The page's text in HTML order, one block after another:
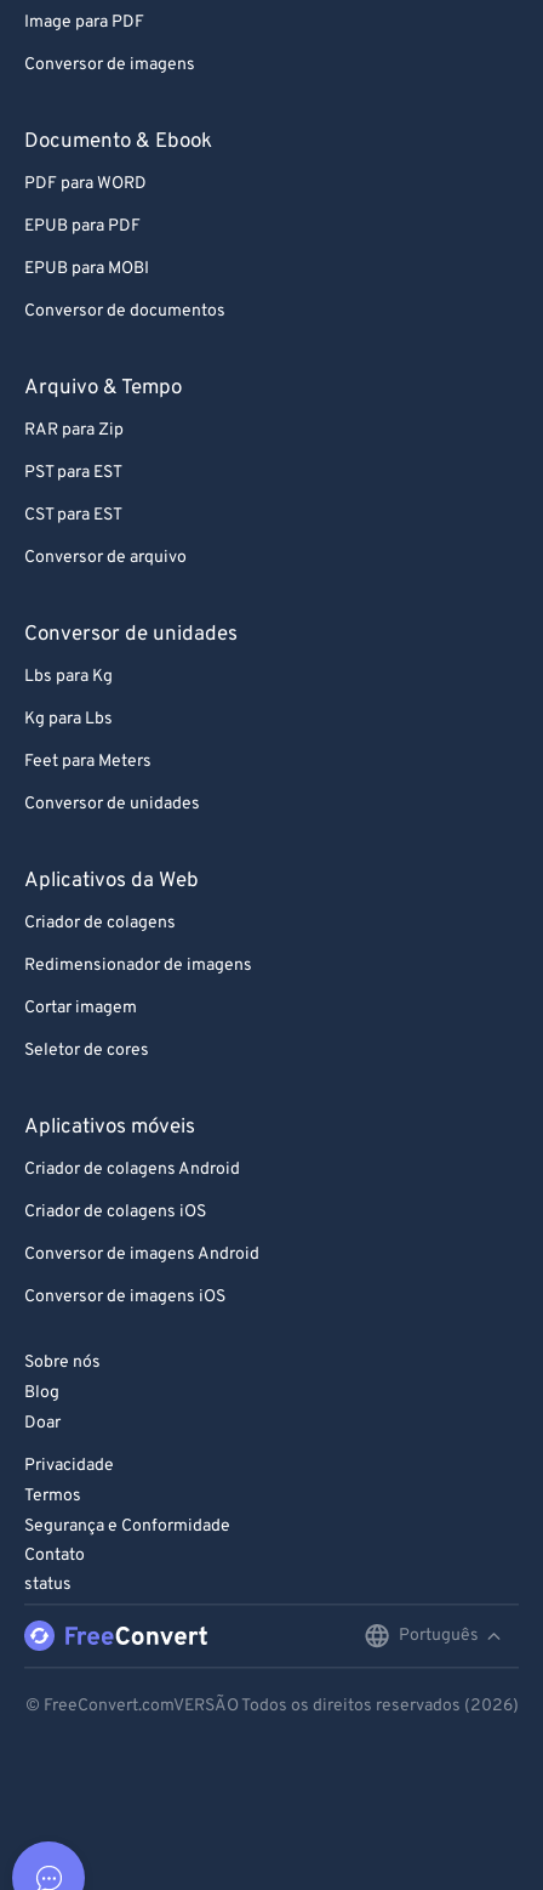
Image para PDF
Conversor de imagens
Documento & Ebook
PDF para WORD
EPUB para PDF
EPUB para MOBI
Conversor de documentos
Arquivo & Tempo
RAR para Zip
PST para EST
CST para EST
Conversor de arquivo
Conversor de unidades
Lbs para Kg
Kg para Lbs
Feet para Meters
Conversor de unidades
Aplicativos da Web
Criador de colagens
Redimensionador de imagens
Cortar imagem
Seletor de cores
Aplicativos móveis
Criador de colagens Android
Criador de colagens iOS
Conversor de imagens Android
Conversor de imagens iOS
Sobre nós
Blog
Doar
Privacidade
Termos
Segurança e Conformidade
Contato
status
Português
© FreeConvert.comVERSÃO Todos os direitos reservados (2026)